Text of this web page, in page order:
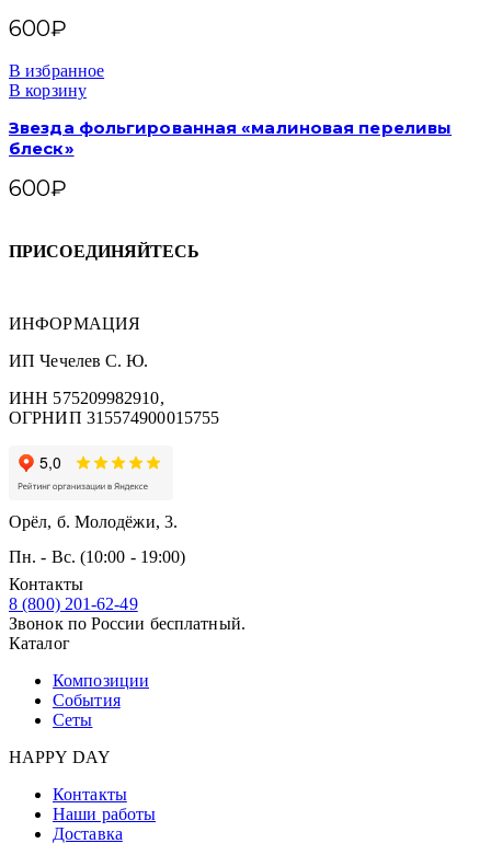
600₽
В избранное
В корзину
Звезда фольгированная «малиновая переливы
блеск»
600₽
ПРИСОЕДИНЯЙТЕСЬ
ИНФОРМАЦИЯ
ИП Чечелев С. Ю.
ИНН 575209982910,
ОГРНИП 315574900015755
Орёл, б. Молодёжи, 3.
Пн. - Вс. (10:00 - 19:00)
Контакты
8 (800) 201-62-49
Звонок по России бесплатный.
Каталог
Композиции
События
Сеты
HAPPY DAY
Контакты
Наши работы
Доставка